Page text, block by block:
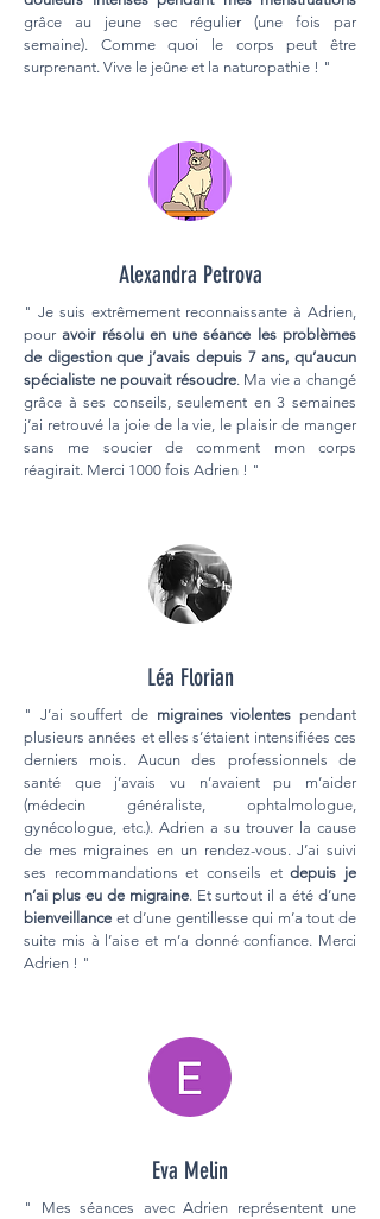
grâce au jeune sec régulier (une fois par
semaine). Comme quoi le corps peut être
surprenant. Vive le jeûne et la naturopathie ! "
Alexandra Petrova
" Je suis extrêmement reconnaissante à Adrien,
pouravoir résolu en une séance les problèmes
de digestion que j’avais depuis 7 ans, qu’aucun
spécialiste ne pouvait résoudre. Ma vie a changé
grâce à ses conseils, seulement en 3 semaines
j’ai retrouvé la joie de la vie, le plaisir de manger
sans me soucier de comment mon corps
réagirait. Merci 1000 fois Adrien ! "
Léa Florian
" J’ai souffert de migraines violentes pendant
plusieurs années et elles s’étaient intensifiées ces
derniers mois. Aucun des professionnels de
santé que j’avais vu n’avaient pu m’aider
(médecin généraliste, ophtalmologue,
gynécologue, etc.). Adrien a su trouver la cause
de mes migraines en un rendez-vous. J’ai suivi
ses recommandations et conseils etdepuis je
n’ai plus eu de migraine. Et surtout il a été d’une
bienveillance et d’une gentillesse qui m’a tout de
suite mis à l’aise et m’a donné confiance. Merci
Adrien ! "
Eva Melin
" Mes séances avec Adrien représentent une